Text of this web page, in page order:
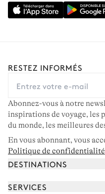
COMPORTA &
RESTEZ INFORMÉS
Abonnez-vous à notre
inspirations de voyage, les
du monde, les meilleures
En vous abonnant, vous
Politique de confidentialité
DESTINATIONS
Alpes françaises
SERVICES